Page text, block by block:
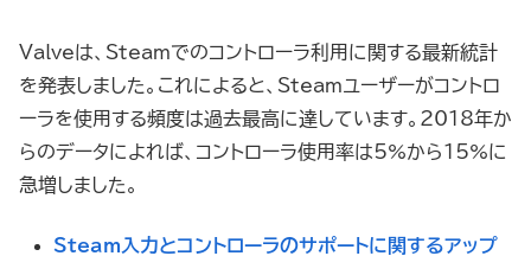
Valveは、Steamでのコントローラ利用に関する最新統計
を発表しました。これによると、Steamユーザーがコントロ
ーラを使用する頻度は過去最高に達しています。2018年か
らのデータによれば、コントローラ使用率は5%から15%に
急増しました。
Steam入力とコントローラのサポートに関するアップ